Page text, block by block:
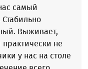
самый
Выживает,
не
у нас на столе